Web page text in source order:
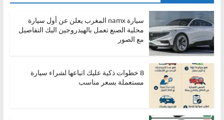
سيارة namx المغرب يعلن عن أول سيارة
محلية الصنع تعمل بالهيدروجين اليك التفاصيل
مع الصور
8 خطوات ذكية عليك اتباعها لشراء سيارة
مستعملة بسعر مناسب